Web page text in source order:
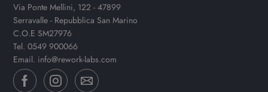
Via Ponte Mellini, 122 - 47899
Serravalle - Repubblica San Marino
C.O.E SM27976
Tel.0549 900066
Email. info@rework-labs.com